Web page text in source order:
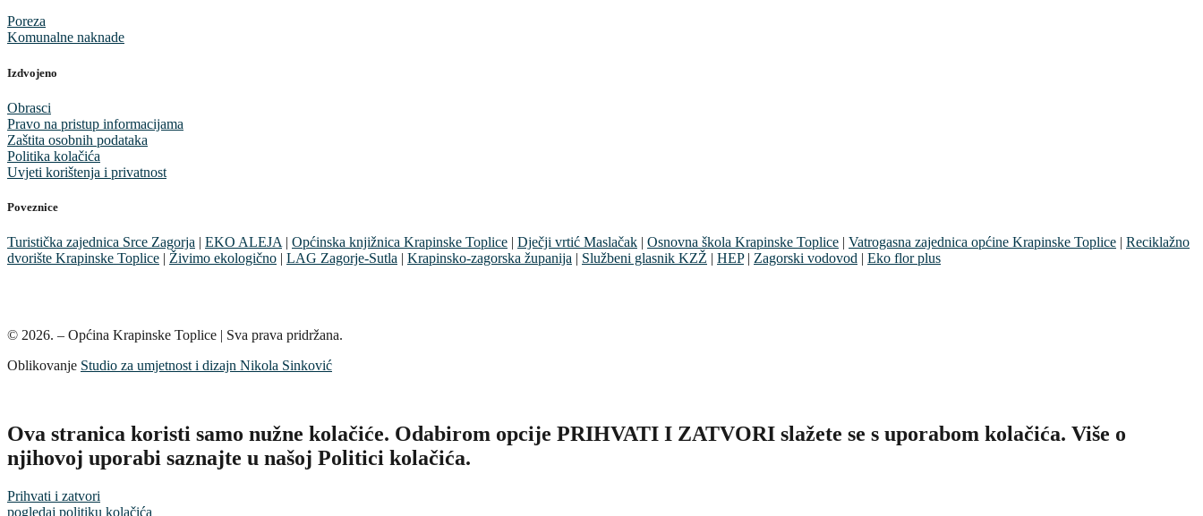
Poreza
Komunalne naknade
Izdvojeno
Obrasci
Pravo na pristup informacijama
Zaštita osobnih podataka
Politika kolačića
Uvjeti korištenja i privatnost
Poveznice
Turistička zajednica Srce Zagorja | EKO ALEJA | Općinska knjižnica Krapinske Toplice | Dječji vrtić Maslačak | Osnovna škola Krapinske Toplice | Vatrogasna zajednica općine Krapinske Toplice | Reciklažno
dvorište Krapinske Toplice | Živimo ekologično | LAG Zagorje-Sutla | Krapinsko-zagorska županija | Službeni glasnik KZŽ | HEP| Zagorski vodovod | Eko flor plus
© 2026. – Općina Krapinske Toplice | Sva prava pridržana.
Oblikovanje Studio za umjetnost i dizajn Nikola Sinković
Ova stranica koristi samo nužne kolačiće. Odabirom opcije PRIHVATI I ZATVORI slažete se s uporabom kolačića. Više o
njihovoj uporabi saznajte u našoj Politici kolačića.
Prihvati i zatvori
pogledaj politiku kolačića